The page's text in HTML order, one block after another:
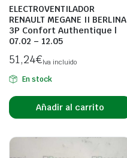
ELECTROVENTILADOR
RENAULT MEGANE II BERLINA
3P Confort Authentique |
07.02 – 12.05
51,24€Iva incluido
En stock
Añadir al carrito